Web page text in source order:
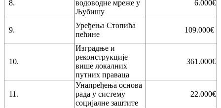
Важни телефони
Поставите питање
Претражи
Претражи
8.
водоводне мреже у
Љубишу
6.000€
9.
Уређења Стопића
пећине
109.000€
10.
Изградње и
реконструкције
више локалних
путних праваца
361.000€
11.
Унапређења основа
рада у систему
социјалне заштите
22.000€